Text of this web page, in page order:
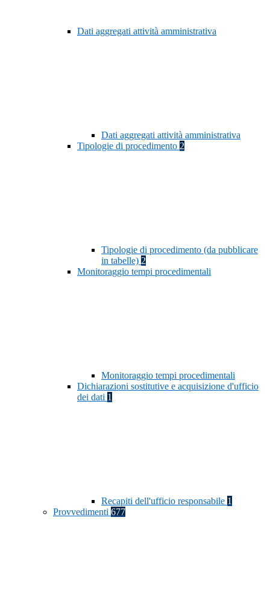
Dati aggregati attività amministrativa
Dati aggregati attività amministrativa
Tipologie di procedimento 2
Tipologie di procedimento (da pubblicare
in tabelle) 2
Monitoraggio tempi procedimentali
Monitoraggio tempi procedimentali
Dichiarazioni sostitutive e acquisizione d'ufficio
dei dati 1
Recapiti dell'ufficio responsabile 1
Provvedimenti 677